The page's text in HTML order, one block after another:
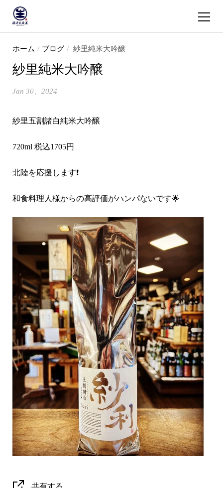
ショッピ
ホーム / ブログ / 紗里純米大吟醸
紗里純米大吟醸
Jan 30、2024
紗里五割諸白純米大吟醸
720ml 税込1705円
北陸を応援します❗️
和食料理人様からの高評価がハンパないです🌟
共有する